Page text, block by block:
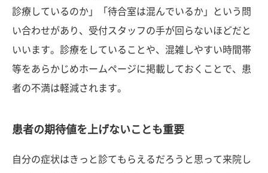
診療しているのか」「待合室は混んでいるか」という問
い合わせがあり、受付スタッフの手が回らないほどだと
いいます。診療をしていることや、混雑しやすい時間帯
等をあらかじめホームページに掲載しておくことで、患
者の不満は軽減されます。
患者の期待値を上げないことも重要
自分の症状はきっと診てもらえるだろうと思って来院し